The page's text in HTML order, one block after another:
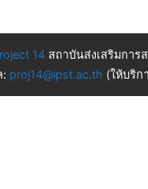
14 สถาบันส่งเสริมการ
: proj14@ipst.ac.th (ให้บริก